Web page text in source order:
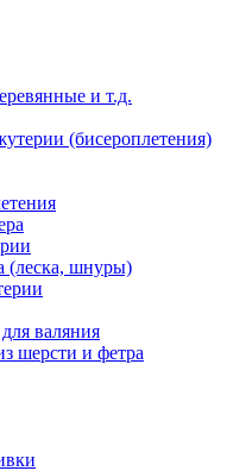
и т.д.
(бисероплетения)
(леска, шнуры)
валяния
шерсти и фетра